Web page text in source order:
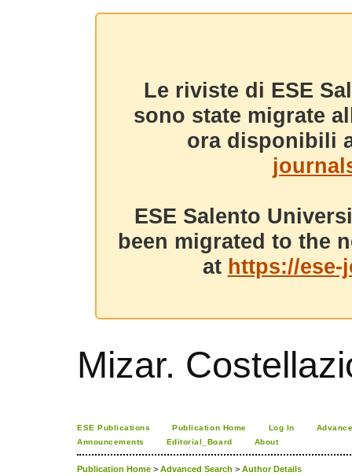
Le riviste di ESE
sono state migrate
ora disponibili
ESE Salento
been migrated to the
at https://
Mizar.
ESE Publications Publication Home Log In
Announcements
Editorial_Board About
Publication Home > Advanced Search > Author Details